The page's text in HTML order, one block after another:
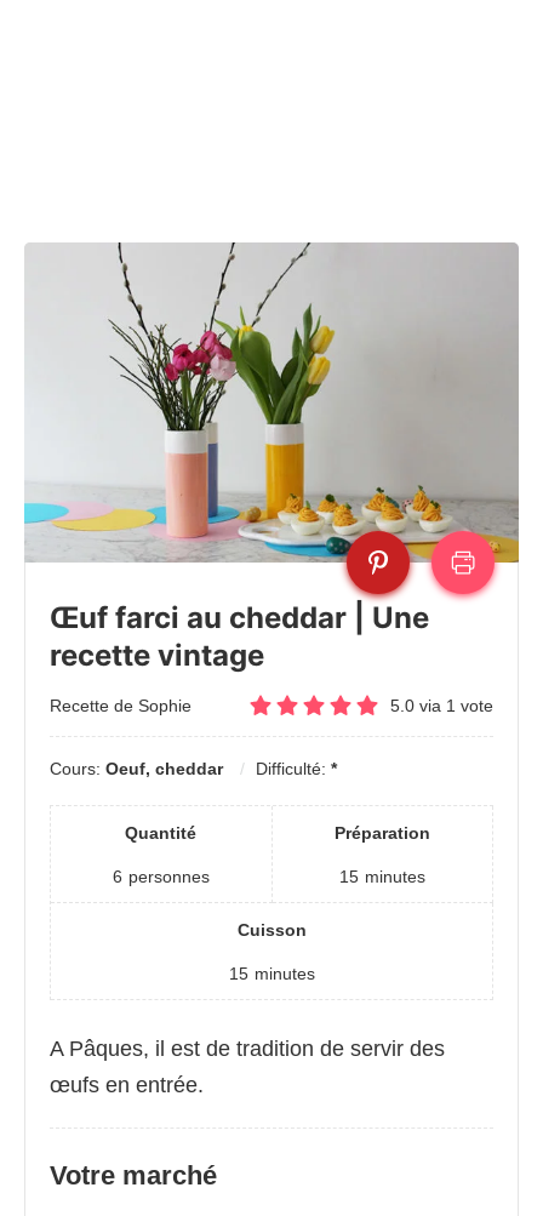
Œuf farci au cheddar | Une
recette vintage
Recette de Sophie 5.0 via 1 vote
Cours: Oeuf, cheddar Difficulté: *
Quantité
6 personnes
Préparation
15 minutes
Cuisson
15 minutes
A Pâques, il est de tradition de servir des
œufs en entrée.
Votre marché